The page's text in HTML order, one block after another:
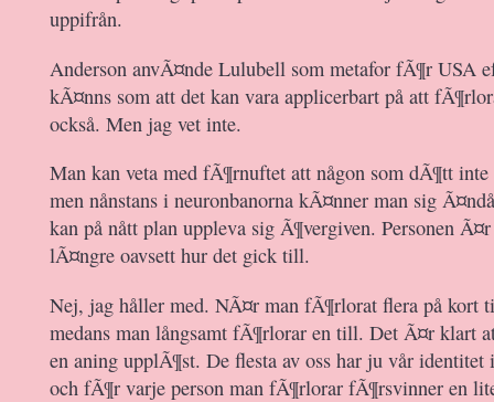
uppifrån.
Anderson anvÃ¤nde Lulubell som metafor fÃ¶r USA
kÃ¤nns som att det kan vara applicerbart på att
också. Men jag vet inte.
Man kan veta med fÃ¶rnuftet att någon som dÃ¶tt
men nånstans i neuronbanorna kÃ¤nner man sig
kan på nått plan uppleva sig Ã¶vergiven. Personen
lÃ¤ngre oavsett hur det gick till.
Nej, jag håller med. NÃ¤r man fÃ¶rlorat flera på kort
medans man långsamt fÃ¶rlorar en till. Det Ã¤r klart
en aning upplÃ¶st. De flesta av oss har ju vår
och fÃ¶r varje person man fÃ¶rlorar fÃ¶rsvinner en